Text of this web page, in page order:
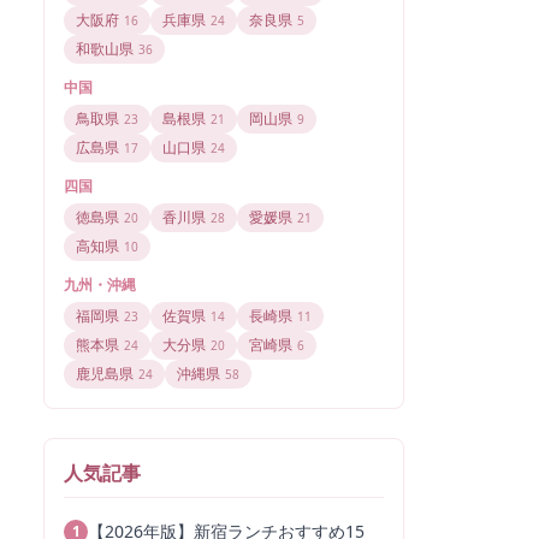
大阪府 16 兵庫県 24 奈良県 5
和歌山県 36
中国
鳥取県 23 島根県 21 岡山県 9
広島県 17 山口県 24
四国
徳島県 20 香川県 28 愛媛県 21
高知県 10
九州・沖縄
福岡県 23 佐賀県 14 長崎県 11
熊本県 24 大分県 20 宮崎県 6
鹿児島県 24 沖縄県 58
人気記事
1 【2026年版】新宿ランチおすすめ15